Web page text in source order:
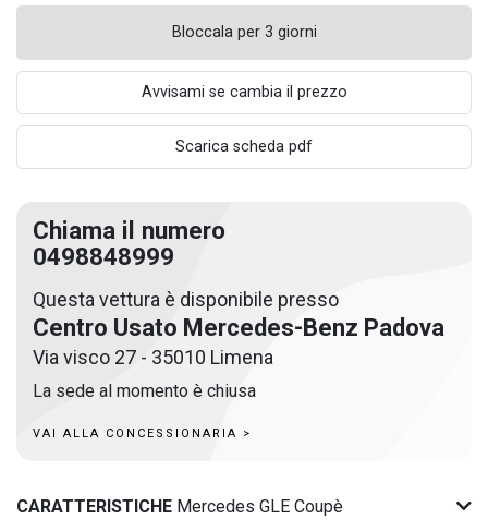
Bloccala per 3 giorni
Avvisami se cambia il prezzo
Scarica scheda pdf
Chiama il numero
0498848999
Questa vettura è disponibile presso
Centro Usato Mercedes-Benz Padova
Via visco 27 - 35010 Limena
La sede al momento è chiusa
VAI ALLA CONCESSIONARIA >
CARATTERISTICHE Mercedes GLE Coupè